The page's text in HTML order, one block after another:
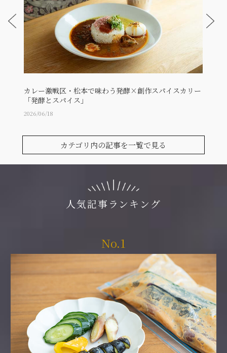
カレー激戦区・松本で味わう発酵×創作スパイスカリー
「発酵とスパイス」
2026/06/18
カテゴリ内の記事を一覧で見る
人気記事ランキング
No.1